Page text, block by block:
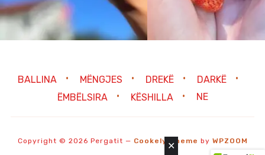
✕
BALLINA MËNGJES DREKË
DARKË
ËMBËLSIRA
KËSHILLA NE
Copyright © 2026 Pergatit — Cookely Theme by WPZOOM